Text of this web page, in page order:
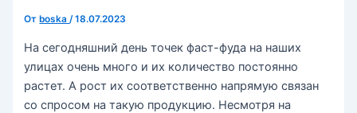
От boska/18.07.2023
На сегодняшний день точек фаст-фуда на наших
улицах очень много и их количество постоянно
растет. А рост их соответственно напрямую связан
со спросом на такую продукцию. Несмотря на